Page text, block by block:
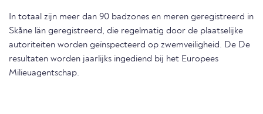
In totaal zijn meer dan 90 badzones en meren geregistreerd in
Skåne län geregistreerd, die regelmatig door de plaatselijke
autoriteiten worden geïnspecteerd op zwemveiligheid. De De
resultaten worden jaarlijks ingediend bij het Europees
Milieuagentschap.